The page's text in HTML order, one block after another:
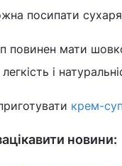
посипати
повинен мати
і
крем-
новини: